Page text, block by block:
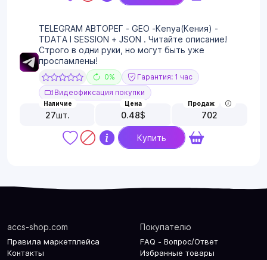
TELEGRAM АВТОРЕГ - GEO -Kenya(Кения) -
TDATA I SESSION + JSON . Читайте описание!
Строго в одни руки, но могут быть уже
проспамлены!
0%
Гарантия: 1 час
Видеофиксация покупки
Наличие
27шт.
Цена
0.48$
Продаж
702
Купить
accs-shop.com
Правила маркетплейса
Контакты
Покупателю
FAQ - Вопрос/Ответ
Избранные товары